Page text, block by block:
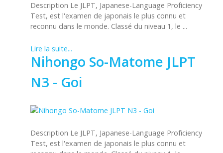
Description Le JLPT, Japanese-Language Proficiency
Test, est l'examen de japonais le plus connu et
reconnu dans le monde. Classé du niveau 1, le ...
Lire la suite...
Nihongo So-Matome JLPT
N3 - Goi
Description Le JLPT, Japanese-Language Proficiency
Test, est l'examen de japonais le plus connu et